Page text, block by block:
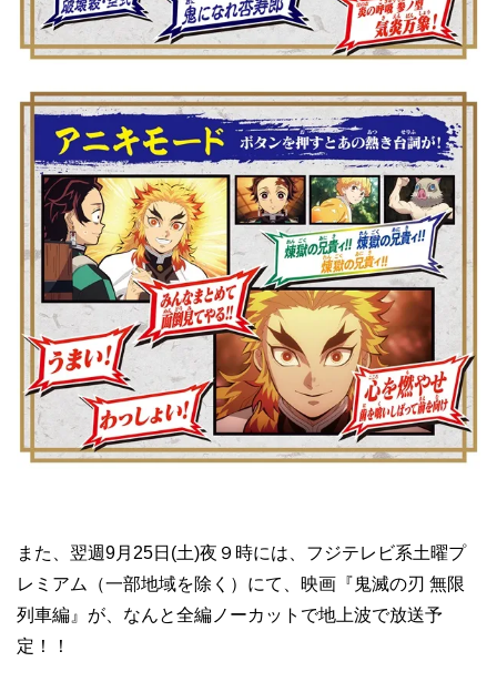
また、翌週9月25日(土)夜９時には、フジテレビ系土曜プ
レミアム（一部地域を除く）にて、映画『鬼滅の刃 無限
列車編』が、なんと全編ノーカットで地上波で放送予
定！！